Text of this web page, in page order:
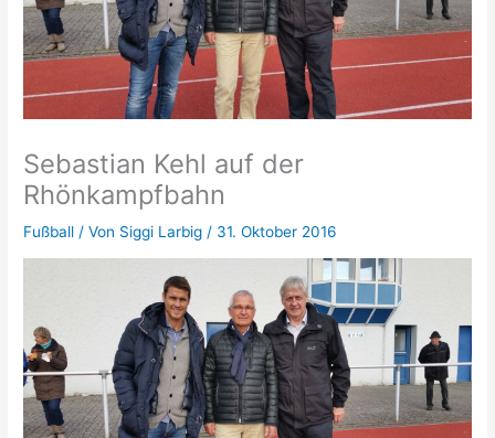
Sebastian Kehl auf der
Rhönkampfbahn
Fußball / Von Siggi Larbig / 31. Oktober 2016